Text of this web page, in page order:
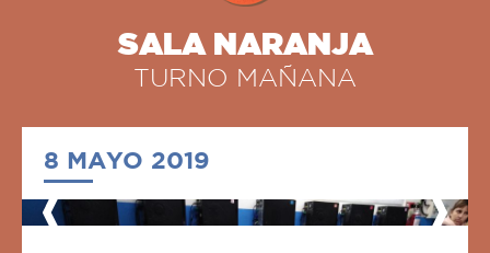
SALA NARANJA
TURNO MAÑANA
8 MAYO 2019